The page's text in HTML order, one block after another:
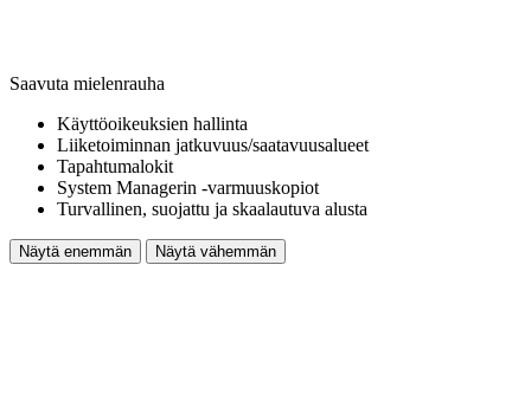
Saavuta mielenrauha
Käyttöoikeuksien hallinta
Liiketoiminnan jatkuvuus/saatavuusalueet
Tapahtumalokit
System Managerin ‑varmuuskopiot
Turvallinen, suojattu ja skaalautuva alusta
Näytä enemmän Näytä vähemmän